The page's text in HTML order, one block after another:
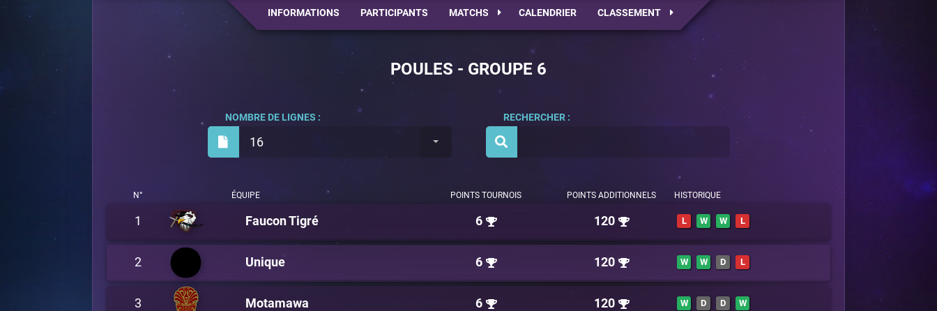
INFORMATIONS PARTICIPANTS MATCHS CALENDRIER CLASSEMENT
POULES - GROUPE 6
16
NOMBRE DE LIGNES : RECHERCHER :
N° ÉQUIPE POINTS TOURNOIS POINTS ADDITIONNELS HISTORIQUE
1 Faucon Tigré 6 120 L W W L
2 Unique 6 120 W W D L
3 Motamawa 6 120 W D D W